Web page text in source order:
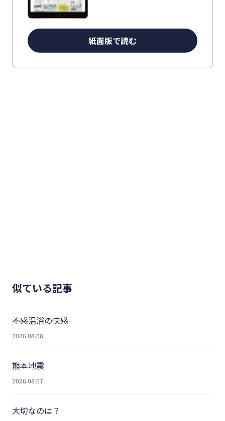
紙面版で読む
似ている記事
不感温浴の快感
2026.08.08
熊本地震
2026.08.07
大切なのは？